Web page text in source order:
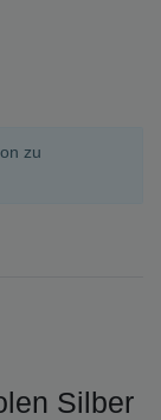
zu
Silber